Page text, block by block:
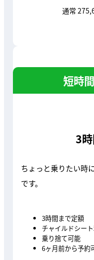
通常
短時
3
ちょっと乗りたい時
です。
3時間まで定額
チャイルドシー
乗り捨て可能
6ヶ月前から予約